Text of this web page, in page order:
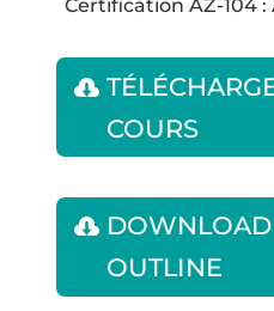
Certification AZ-104
COURS
DOWNLOAD
OUTLINE